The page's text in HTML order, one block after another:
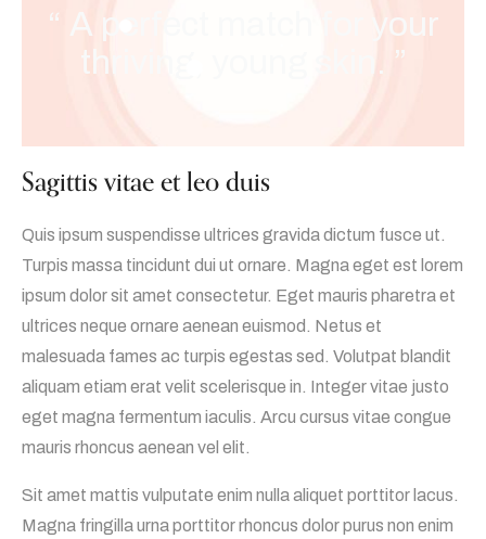
“ A perfect match for your
thriving, young skin. ”
Sagittis vitae et leo duis
Quis ipsum suspendisse ultrices gravida dictum fusce ut.
Turpis massa tincidunt dui ut ornare. Magna eget est lorem
ipsum dolor sit amet consectetur. Eget mauris pharetra et
ultrices neque ornare aenean euismod. Netus et
malesuada fames ac turpis egestas sed. Volutpat blandit
aliquam etiam erat velit scelerisque in. Integer vitae justo
eget magna fermentum iaculis. Arcu cursus vitae congue
mauris rhoncus aenean vel elit.
Sit amet mattis vulputate enim nulla aliquet porttitor lacus.
Magna fringilla urna porttitor rhoncus dolor purus non enim